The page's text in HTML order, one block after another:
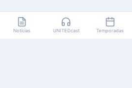
Notícias UNITEDcast Temporadas